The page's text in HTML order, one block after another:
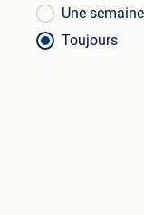
Une semaine
Toujours